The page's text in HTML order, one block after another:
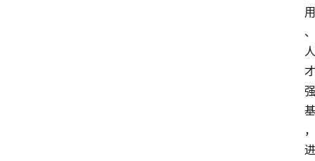
用
、
人
才
强
基
，
进